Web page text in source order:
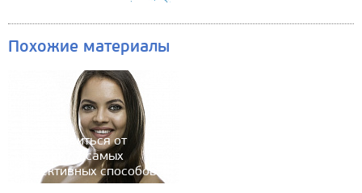
Похожие материалы
Как избавиться от
прыщей? 7 самых
эффективных способов